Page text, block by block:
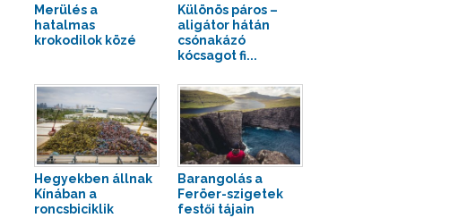
Merülés a
hatalmas
krokodilok közé
Különös páros –
aligátor hátán
csónakázó
kócsagot fi...
Hegyekben állnak
Kínában a
roncsbiciklik
Barangolás a
Feröer-szigetek
festői tájain